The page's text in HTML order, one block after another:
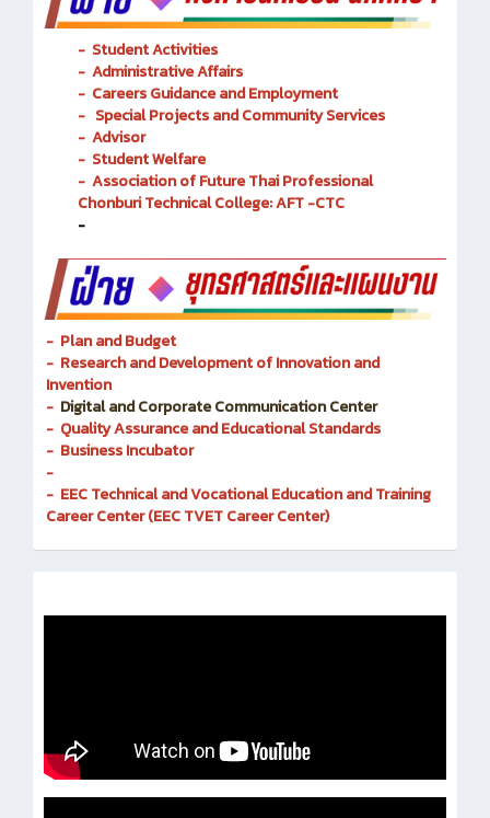
- Student Activities
- Administrative Affairs
- Careers Guidance and Employment
- Special Projects and Community Services
- Advisor
- Student Welfare
- Association of Future Thai Professional
Chonburi Technical College: AFT -CTC
-
- Plan and Budget
- Research and Development of Innovation and
Invention
- Digital and Corporate Communication Center
- Quality Assurance and Educational Standards
- Business Incubator
-
- EEC Technical and Vocational Education and Training
Career Center (EEC TVET Career Center)